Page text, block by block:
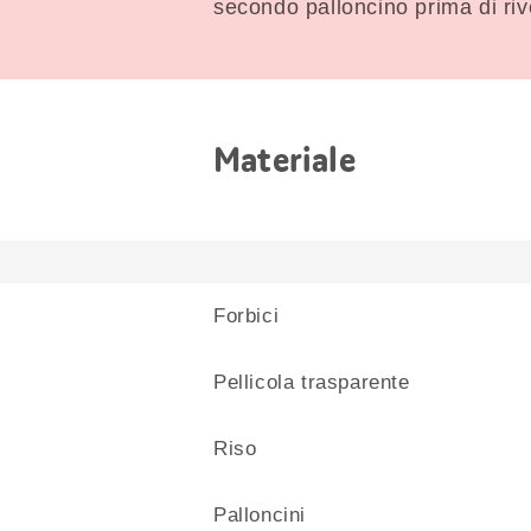
secondo palloncino prima di
Materiale
Forbici
Pellicola trasparente
Riso
Palloncini